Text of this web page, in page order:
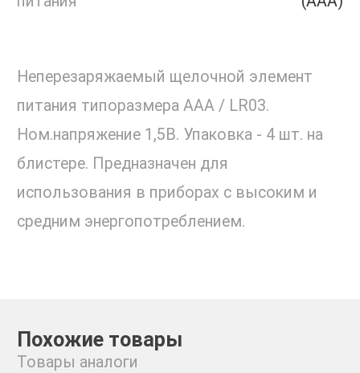
Неперезаряжаемый щелочной элемент
питания типоразмера ААA / LR03.
Ном.напряжение 1,5В. Упаковка - 4 шт. на
блистере. Предназначен для
использования в приборах с высоким и
средним энергопотреблением.
Похожие товары
Товары аналоги